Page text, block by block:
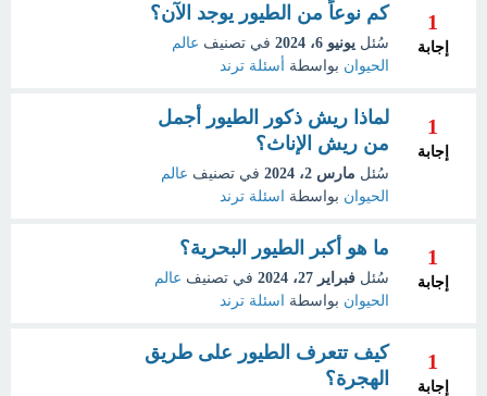
1
إجابة
كم نوعاً من الطيور يوجد الآن؟
سُئل يونيو 6، 2024 في تصنيف عالم
الحيوان بواسطة أسئلة ترند
1
إجابة
لماذا ريش ذكور الطيور أجمل
من ريش الإناث؟
سُئل مارس 2، 2024 في تصنيف عالم
الحيوان بواسطة اسئلة ترند
1
إجابة
ما هو أكبر الطيور البحرية؟
سُئل فبراير 27، 2024 في تصنيف عالم
الحيوان بواسطة اسئلة ترند
1
إجابة
كيف تتعرف الطيور على طريق
الهجرة؟